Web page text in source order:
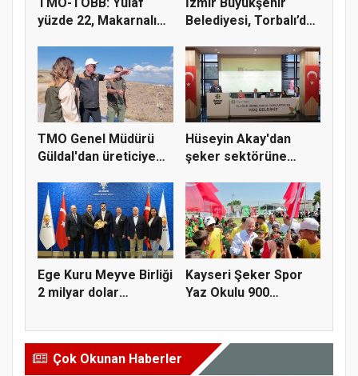
yüzde 22, Makarnalık
Belediyesi, Torbalı’da
TMO Genel Müdürü
Güldal'dan üreticiye
Hüseyin Akay'dan
şeker sektörüne
Ege Kuru Meyve Birliği
2 milyar dolar
Kayseri Şeker Spor
Yaz Okulu 900
Çok Okunan Haberler